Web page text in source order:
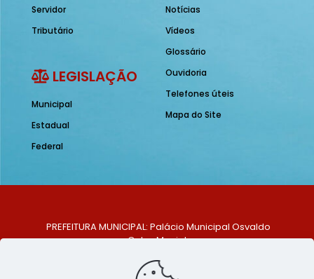
Servidor
Tributário
LEGISLAÇÃO
Municipal
Estadual
Federal
Notícias
Vídeos
Glossário
Ouvidoria
Telefones úteis
Mapa do Site
PREFEITURA MUNICIPAL: Palácio Municipal Osvaldo
Celso Maciel
Centro, São Bento do Una - PE. CEP: 553370-128